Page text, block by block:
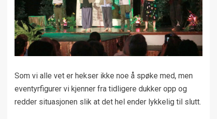
Som vi alle vet er hekser ikke noe å spøke med, men
eventyrfigurer vi kjenner fra tidligere dukker opp og
redder situasjonen slik at det hel ender lykkelig til slutt.